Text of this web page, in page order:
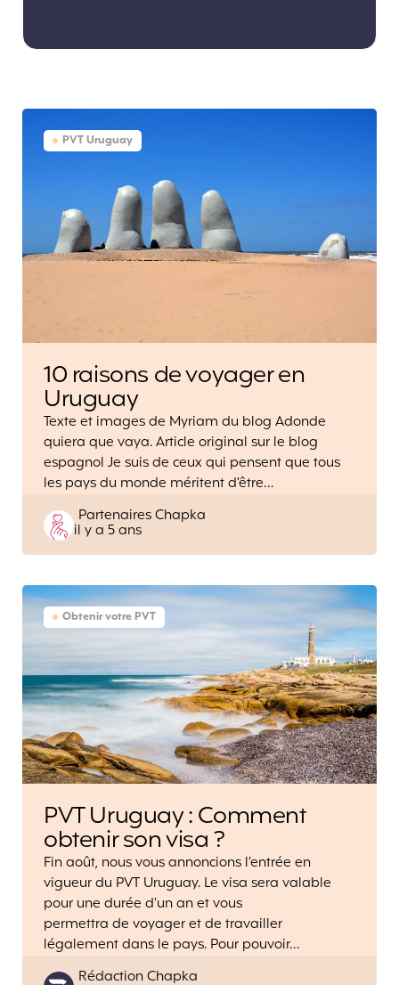
PVT Uruguay
10 raisons de voyager en
Uruguay
Texte et images de Myriam du blog Adonde
quiera que vaya. Article original sur le blog
espagnol Je suis de ceux qui pensent que tous
les pays du monde méritent d’être…
Posted
by
Partenaires Chapka
il y a 5 ans
Obtenir votre PVT
PVT Uruguay : Comment
obtenir son visa ?
Fin août, nous vous annoncions l’entrée en
vigueur du PVT Uruguay. Le visa sera valable
pour une durée d’un an et vous
permettra de voyager et de travailler
légalement dans le pays. Pour pouvoir…
Posted
Rédaction Chapka